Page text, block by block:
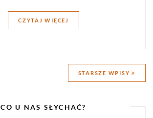
CZYTAJ WIĘCEJ
STARSZE WPISY
CO U NAS SŁYCHAĆ?